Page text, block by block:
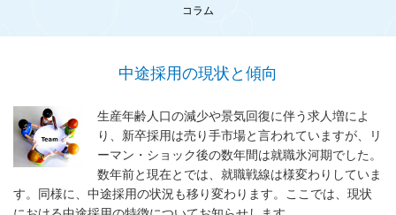
コラム
中途採用の現状と傾向
生産年齢人口の減少や景気回復に伴う求人増によ
り、新卒採用は売り手市場と言われていますが、リ
ーマン・ショック後の数年間は就職氷河期でした。
数年前と現在とでは、就職戦線は様変わりしていま
す。同様に、中途採用の状況も移り変わります。ここでは、現状